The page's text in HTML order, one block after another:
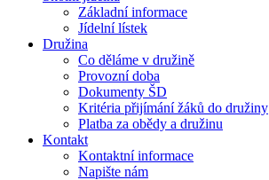
Základní informace
Jídelní lístek
Družina
Co děláme v družině
Provozní doba
Dokumenty ŠD
Kritéria přijímání žáků do družiny
Platba za obědy a družinu
Kontakt
Kontaktní informace
Napište nám